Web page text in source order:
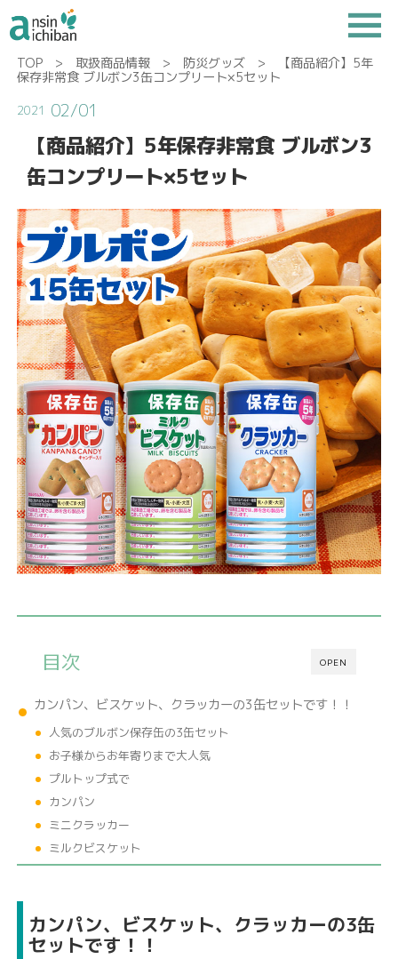
TOP> 取扱商品情報> 防災グッズ> 【商品紹介】5年
保存非常食 ブルボン3缶コンプリート×5セット
2021 02/01
【商品紹介】5年保存非常食 ブルボン3
缶コンプリート×5セット
OPEN
目次
カンパン、ビスケット、クラッカーの3缶セットです！！
人気のブルボン保存缶の3缶セット
お子様からお年寄りまで大人気
プルトップ式で
カンパン
ミニクラッカー
ミルクビスケット
カンパン、ビスケット、クラッカーの3缶
セットです！！